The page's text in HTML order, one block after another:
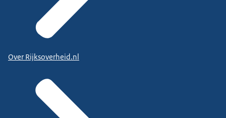
Over Rijksoverheid.nl